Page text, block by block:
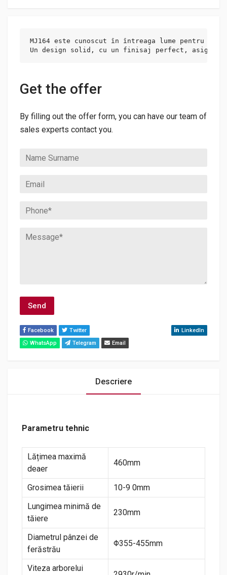
MJ164 este cunoscut în întreaga lume pentru
Un design solid, cu un finisaj perfect,
Get the offer
By filling out the offer form, you can have our team of
sales experts contact you.
Facebook Twitter
LinkedIn
WhatsApp
Telegram Email
Descriere
Parametru tehnic
Lățimea maximă
deaer
460mm
Grosimea tăierii
10-9 0mm
Lungimea minimă de
tăiere
230mm
Diametrul pânzei de
ferăstrău
Φ355-455mm
Viteza arborelui